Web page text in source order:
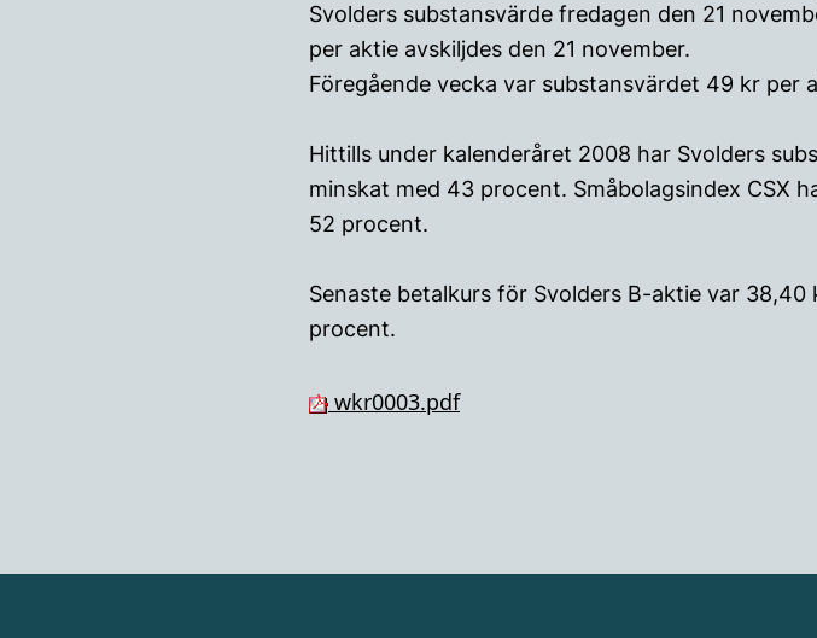
Svolders substansvärde fredagen den 21
per aktie avskiljdes den 21 november.
Föregående vecka var substansvärdet 49 kr per
Hittills under kalenderåret 2008 har Svolders
minskat med 43 procent. Småbolagsindex CSX
52 procent.
Senaste betalkurs för Svolders B-aktie var
procent.
wkr0003.pdf